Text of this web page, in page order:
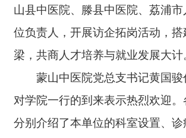
山县中医院、滕县中医院、荔浦
位负责人，开展访企拓岗活动，
梁，共商人才培养与就业发展大计
蒙山中医院党总支书记黄国骏
对学院一行的到来表示热烈欢迎。
分别介绍了本单位的科室设置、